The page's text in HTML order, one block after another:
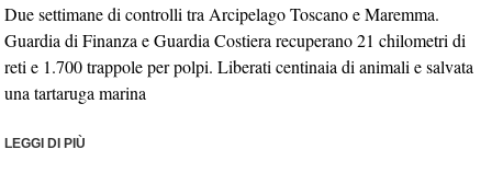
Due settimane di controlli tra Arcipelago Toscano e Maremma.
Guardia di Finanza e Guardia Costiera recuperano 21 chilometri di
reti e 1.700 trappole per polpi. Liberati centinaia di animali e salvata
una tartaruga marina
LEGGI DI PIÙ